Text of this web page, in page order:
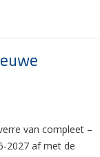
van compleet –
2027 af met de